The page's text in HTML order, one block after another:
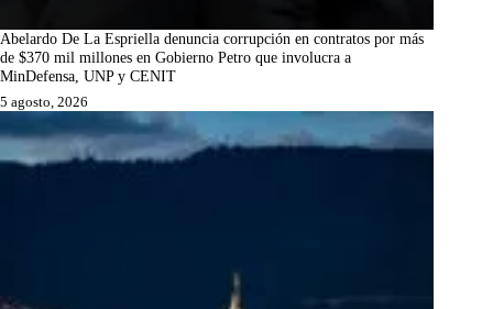
Abelardo De La Espriella denuncia corrupción en contratos por más
de $370 mil millones en Gobierno Petro que involucra a
MinDefensa, UNP y CENIT
5 agosto, 2026